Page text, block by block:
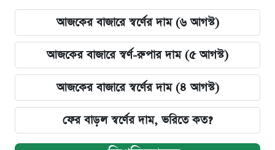
আজকের বাজারে স্বর্ণের দাম (৬ আগস্ট)
আজকের বাজারে স্বর্ণ-রুপার দাম (৫ আগস্ট)
আজকের বাজারে স্বর্ণের দাম (৪ আগস্ট)
ফের বাড়ল স্বর্ণের দাম, ভরিতে কত?